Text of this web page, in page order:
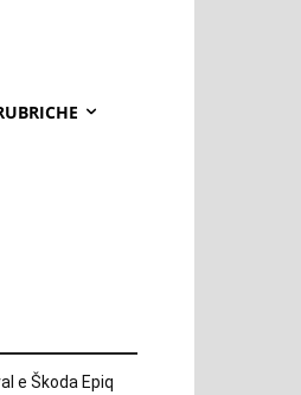
e Škoda Epiq